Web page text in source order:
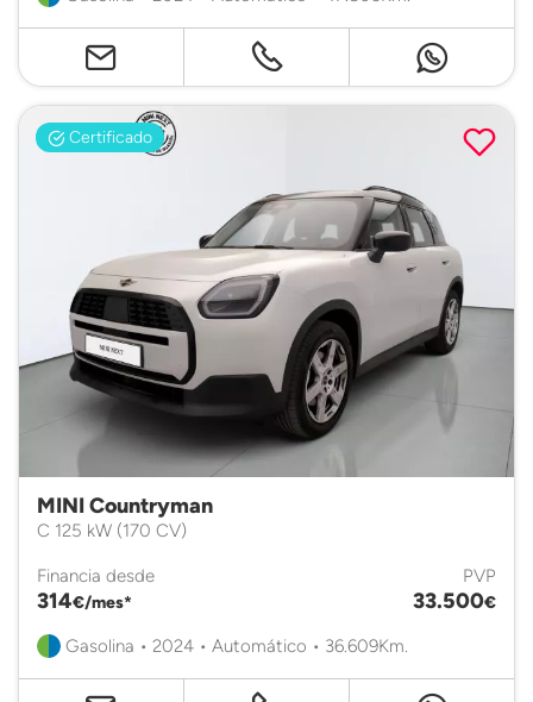
Certificado
MINI Countryman
C 125 kW (170 CV)
Financia desde
314€/mes*
PVP
33.500€
Gasolina • 2024 • Automático • 36.609Km.